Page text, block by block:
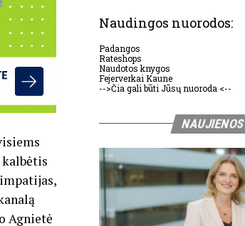
Agnietė
Naudingos nuorodos:
Padangos
Rateshops
Naudotos knygos
Fejerverkai Kaune
-->Čia gali būti Jūsų nuoroda <--
NAUJIENOS